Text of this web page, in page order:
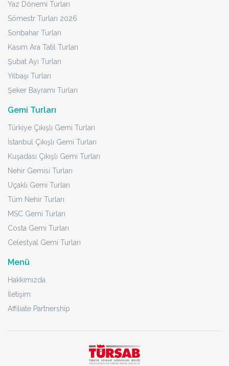
Yaz Dönemi Turları
Sömestr Turları 2026
Sonbahar Turları
Kasım Ara Tatil Turları
Şubat Ayı Turları
Yılbaşı Turları
Şeker Bayramı Turları
Gemi Turları
Türkiye Çıkışlı Gemi Turları
İstanbul Çıkışlı Gemi Turları
Kuşadası Çıkışlı Gemi Turları
Nehir Gemisi Turları
Uçaklı Gemi Turları
Tüm Nehir Turları
MSC Gemi Turları
Costa Gemi Turları
Celestyal Gemi Turları
Menü
Hakkımızda
İletişim
Affiliate Partnership